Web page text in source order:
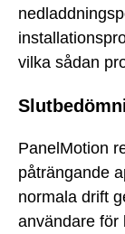
vilka sådan
PanelMotion
påträngande
normala drift
användare för